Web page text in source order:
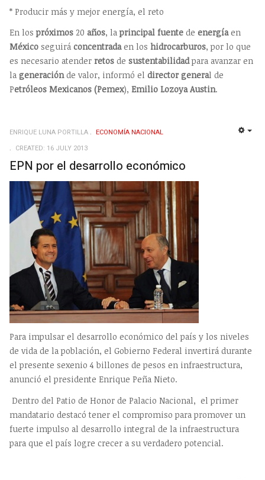
* Producir más y mejor energía, el reto
En lospróximos 20 años, laprincipal fuente de energíaen
México seguirá concentradaen los hidrocarburos, por lo que
es necesario atender retos de sustentabilidadpara avanzar en
la generaciónde valor, informó el director general de
Petróleos Mexicanos (Pemex), Emilio Lozoya Austin.
ENRIQUE LUNA PORTILLA
ECONOMÍ­A NACIONAL
CREATED: 16 JULY 2013
EPN por el desarrollo económico
Para impulsar el desarrollo económico del país y los niveles
de vida de la población, el Gobierno Federal invertirá durante
el presente sexenio 4 billones de pesos en infraestructura,
anunció el presidente Enrique Peña Nieto.
Dentro del Patio de Honor de Palacio Nacional, el primer
mandatario destacó tener el compromiso para promover un
fuerte impulso al desarrollo integral de la infraestructura
para que el país logre crecer a su verdadero potencial.